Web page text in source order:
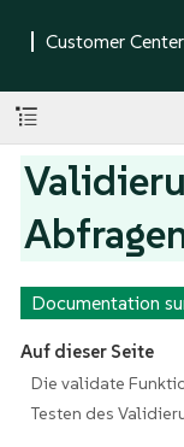
Documentation
Auf dieser Seite
Die validate
Testen des